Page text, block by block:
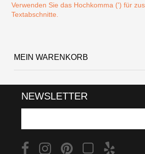
Verwenden Sie das Hochkomma (') für
Textabschnitte.
MEIN WARENKORB
NEWSLETTER